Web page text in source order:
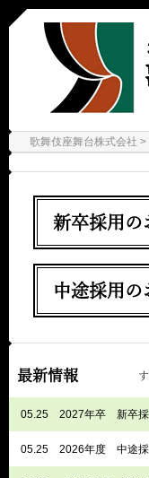
歌舞伎座舞台株式会社
新卒採用の
中途採用の
最新情報
05.252027年卒 新卒採
05.252026年度 中途採